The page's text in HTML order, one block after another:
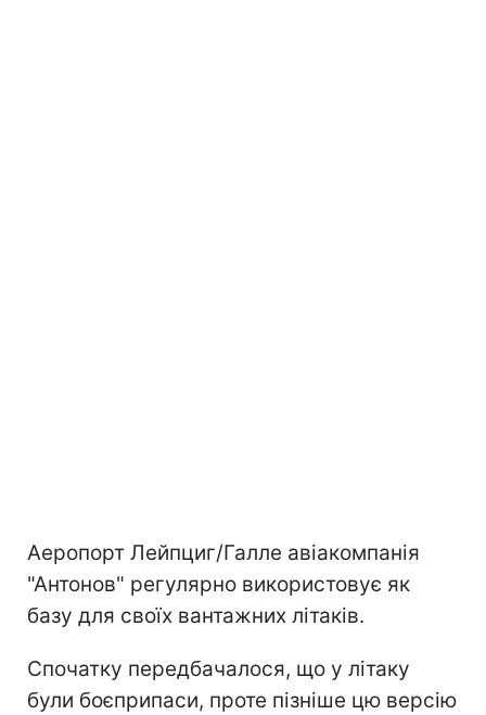
Аеропорт Лейпциг/Галле авіакомпанія
"Антонов" регулярно використовує як
базу для своїх вантажних літаків.
Спочатку передбачалося, що у літаку
були боєприпаси, проте пізніше цю версію